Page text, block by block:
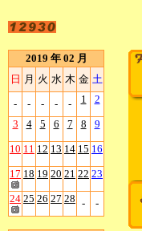
2019 年 02 月
日 月 火 水 木 金 土
- - - - - 1 2
3 4 5 6 7 8 9
10 11 12 13 14 15 16
17 18 19 20 21 22 23
24 25 26 27 28 - -